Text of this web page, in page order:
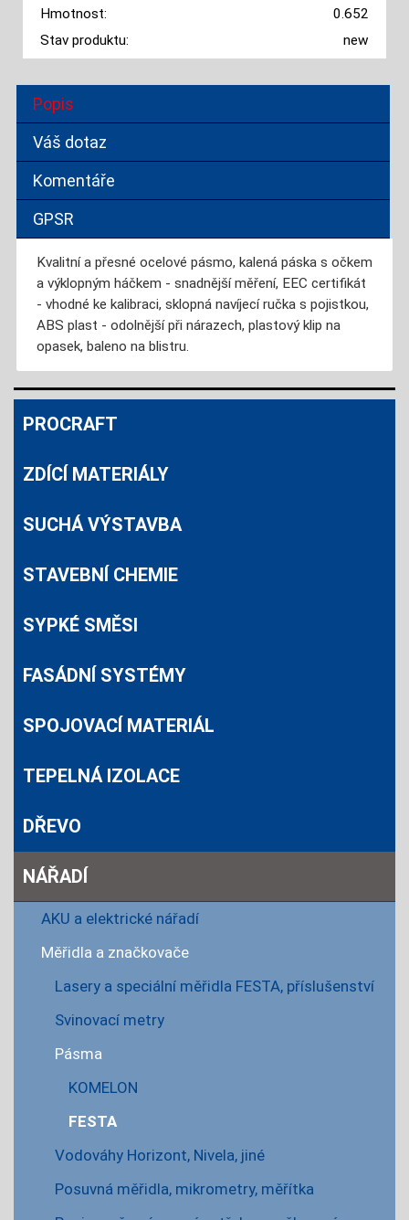
Hmotnost:
0.652
Stav produktu:
new
Popis
Váš dotaz
Komentáře
GPSR
Kvalitní a přesné ocelové pásmo, kalená páska s očkem
a výklopným háčkem - snadnější měření, EEC certifikát
- vhodné ke kalibraci, sklopná navíjecí ručka s pojistkou,
ABS plast - odolnější při nárazech, plastový klip na
opasek, baleno na blistru.
PROCRAFT
ZDÍCÍ MATERIÁLY
SUCHÁ VÝSTAVBA
STAVEBNÍ CHEMIE
SYPKÉ SMĚSI
FASÁDNÍ SYSTÉMY
SPOJOVACÍ MATERIÁL
TEPELNÁ IZOLACE
DŘEVO
NÁŘADÍ
AKU a elektrické nářadí
Měřidla a značkovače
Lasery a speciální měřidla FESTA, příslušenství
Svinovací metry
Pásma
KOMELON
FESTA
Vodováhy Horizont, Nivela, jiné
Posuvná měřidla, mikrometry, měřítka